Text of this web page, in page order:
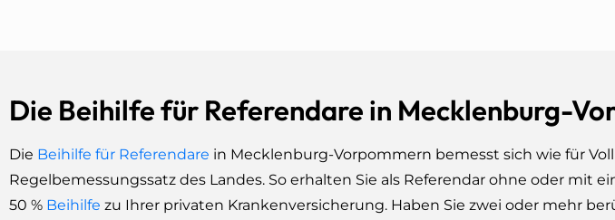
Die Beihilfe für Referendare in Mecklenburg-
Die Beihilfe für Referendare in Mecklenburg-Vorpommern bemesst sich wie für
Regelbemessungssatz des Landes. So erhalten Sie als Referendar ohne oder mit
50 % Beihilfe zu Ihrer privaten Krankenversicherung. Haben Sie zwei oder mehr